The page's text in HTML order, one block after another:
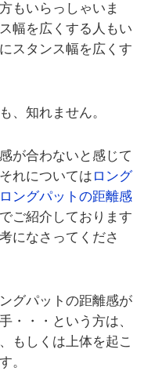
もいらっしゃいま
幅を広くする人もい
スタンス幅を広くす
、知れません。
が合わないと感じて
れについては ロング
ロングパットの距離感
ご紹介しております
になさってくださ
グパットの距離感が
・・・という方は、
もしくは上体を起こ
。